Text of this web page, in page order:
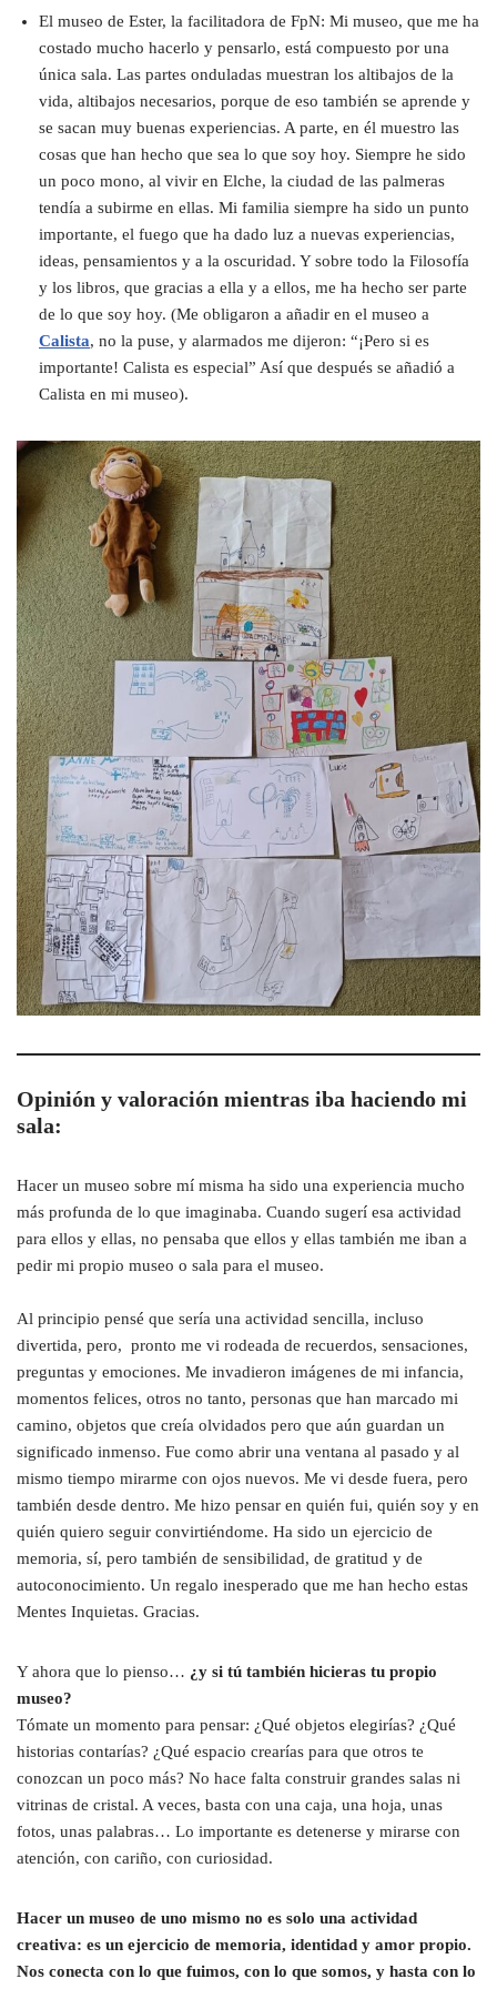
El museo de Ester, la facilitadora de FpN: Mi museo, que me ha
costado mucho hacerlo y pensarlo, está compuesto por una
única sala. Las partes onduladas muestran los altibajos de la
vida, altibajos necesarios, porque de eso también se aprende y
se sacan muy buenas experiencias. A parte, en él muestro las
cosas que han hecho que sea lo que soy hoy. Siempre he sido
un poco mono, al vivir en Elche, la ciudad de las palmeras
tendía a subirme en ellas. Mi familia siempre ha sido un punto
importante, el fuego que ha dado luz a nuevas experiencias,
ideas, pensamientos y a la oscuridad. Y sobre todo la Filosofía
y los libros, que gracias a ella y a ellos, me ha hecho ser parte
de lo que soy hoy. (Me obligaron a añadir en el museo a
Calista, no la puse, y alarmados me dijeron: “¡Pero si es
importante! Calista es especial” Así que después se añadió a
Calista en mi museo).
Opinión y valoración mientras iba haciendo mi
sala:
Hacer un museo sobre mí misma ha sido una experiencia mucho
más profunda de lo que imaginaba. Cuando sugerí esa actividad
para ellos y ellas, no pensaba que ellos y ellas también me iban a
pedir mi propio museo o sala para el museo.
Al principio pensé que sería una actividad sencilla, incluso
divertida, pero, pronto me vi rodeada de recuerdos, sensaciones,
preguntas y emociones. Me invadieron imágenes de mi infancia,
momentos felices, otros no tanto, personas que han marcado mi
camino, objetos que creía olvidados pero que aún guardan un
significado inmenso. Fue como abrir una ventana al pasado y al
mismo tiempo mirarme con ojos nuevos. Me vi desde fuera, pero
también desde dentro. Me hizo pensar en quién fui, quién soy y en
quién quiero seguir convirtiéndome. Ha sido un ejercicio de
memoria, sí, pero también de sensibilidad, de gratitud y de
autoconocimiento. Un regalo inesperado que me han hecho estas
Mentes Inquietas. Gracias.
Y ahora que lo pienso… ¿y si tú también hicieras tu propio
museo?
Tómate un momento para pensar: ¿Qué objetos elegirías? ¿Qué
historias contarías? ¿Qué espacio crearías para que otros te
conozcan un poco más? No hace falta construir grandes salas ni
vitrinas de cristal. A veces, basta con una caja, una hoja, unas
fotos, unas palabras… Lo importante es detenerse y mirarse con
atención, con cariño, con curiosidad.
Hacer un museo de uno mismo no es solo una actividad
creativa: es un ejercicio de memoria, identidad y amor propio.
Nos conecta con lo que fuimos, con lo que somos, y hasta con lo